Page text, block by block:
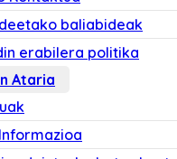
baliabideak
erabilera politika
Ataria